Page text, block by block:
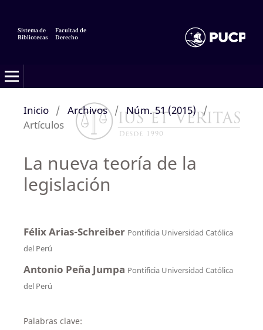
Sistema de
Bibliotecas
Facultad de
Derecho
Inicio / Archivos / Núm. 51 (2015) /
Artículos
La nueva teoría de la
legislación
Félix Arias-Schreiber Pontificia Universidad Católica
del Perú
Antonio Peña Jumpa Pontificia Universidad Católica
del Perú
Palabras clave: